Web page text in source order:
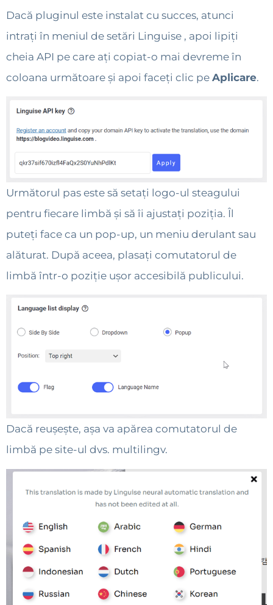
Dacă pluginul este instalat cu succes, atunci
intrați în meniul de setări Linguise , apoi lipiți
cheia API pe care ați copiat-o mai devreme în
coloana următoare și apoi faceți clic pe Aplicare.
Următorul pas este să setați logo-ul steagului
pentru fiecare limbă și să îi ajustați poziția. Îl
puteți face ca un pop-up, un meniu derulant sau
alăturat. După aceea, plasați comutatorul de
limbă într-o poziție ușor accesibilă publicului.
Dacă reușește, așa va apărea comutatorul de
limbă pe site-ul dvs. multilingv.